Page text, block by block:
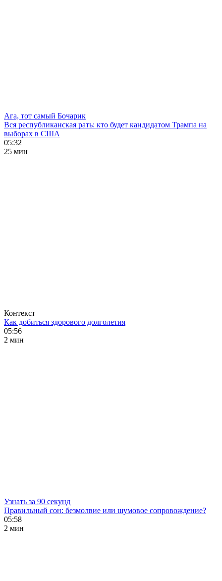
Ага, тот самый Бочарик
Вся республиканская рать: кто будет кандидатом Трампа на
выборах в США
05:32
25 мин
Контекст
Как добиться здорового долголетия
05:56
2 мин
Узнать за 90 секунд
Правильный сон: безмолвие или шумовое сопровождение?
05:58
2 мин